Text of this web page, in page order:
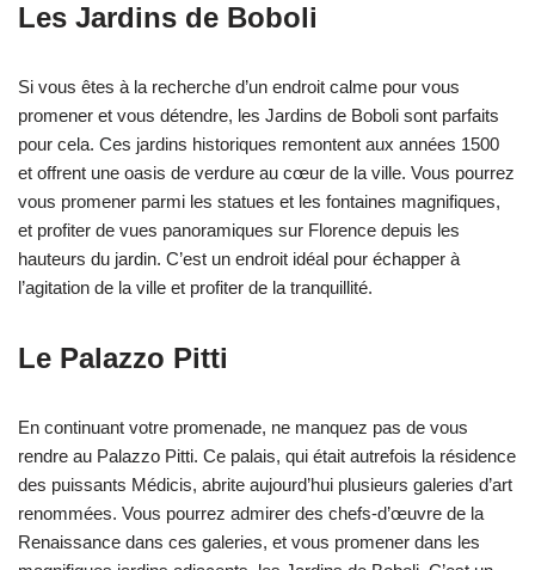
Les Jardins de Boboli
Si vous êtes à la recherche d’un endroit calme pour vous
promener et vous détendre, les Jardins de Boboli sont parfaits
pour cela. Ces jardins historiques remontent aux années 1500
et offrent une oasis de verdure au cœur de la ville. Vous pourrez
vous promener parmi les statues et les fontaines magnifiques,
et profiter de vues panoramiques sur Florence depuis les
hauteurs du jardin. C’est un endroit idéal pour échapper à
l’agitation de la ville et profiter de la tranquillité.
Le Palazzo Pitti
En continuant votre promenade, ne manquez pas de vous
rendre au Palazzo Pitti. Ce palais, qui était autrefois la résidence
des puissants Médicis, abrite aujourd’hui plusieurs galeries d’art
renommées. Vous pourrez admirer des chefs-d’œuvre de la
Renaissance dans ces galeries, et vous promener dans les